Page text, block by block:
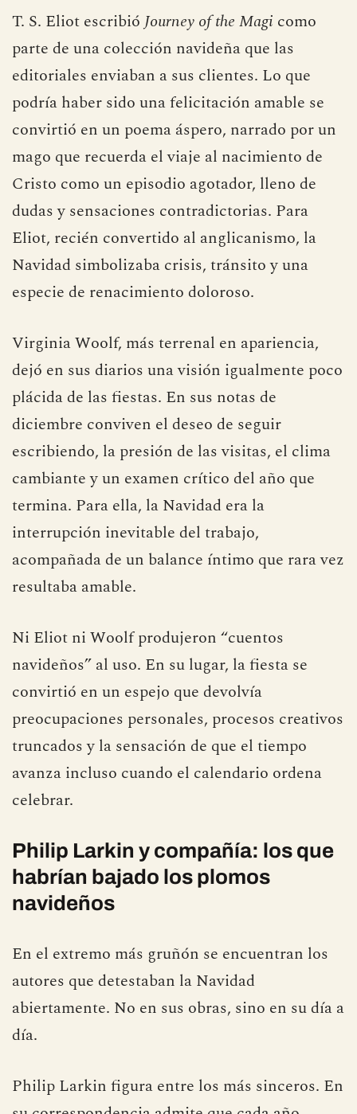
incómoda.
T. S. Eliot escribióJourney of the Magicomo
parte de una colección navideña que las
editoriales enviaban a sus clientes. Lo que
podría haber sido una felicitación amable se
convirtió en un poema áspero, narrado por un
mago que recuerda el viaje al nacimiento de
Cristo como un episodio agotador, lleno de
dudas y sensaciones contradictorias. Para
Eliot, recién convertido al anglicanismo, la
especie de renacimiento doloroso.
Virginia Woolf, más terrenal en apariencia,
dejó en sus diarios una visión igualmente poco
plácida de las fiestas. En sus notas de
diciembre conviven el deseo de seguir
escribiendo, la presión de las visitas, el clima
cambiante y un examen crítico del año que
termina. Para ella, la Navidad era la
interrupción inevitable del trabajo,
resultaba amable.
Ni Eliot ni Woolf produjeron “cuentos
navideños” al uso. En su lugar, la fiesta se
convirtió en un espejo que devolvía
preocupaciones personales, procesos creativos
truncados y la sensación de que el tiempo
celebrar.
Philip Larkin y compañía: los que
navideños
En el extremo más gruñón se encuentran los
autores que detestaban la Navidad
día.